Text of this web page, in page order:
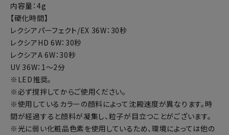
内容量：4g
【硬化時間】
レクシアパーフェクト/EX 36W：30秒
レクシアHD 6W：30秒
レクシアA 6W：30秒
UV 36W：1～2分
※LED推奨。
※必ず撹拌してからご使用ください。
※使用しているカラーの顔料によって沈殿速度が異なります。時
間が経過すると顔料が凝集し、粒子が目立つことがございます。
※光に弱い化粧品色素を使用しているため、環境によっては他の